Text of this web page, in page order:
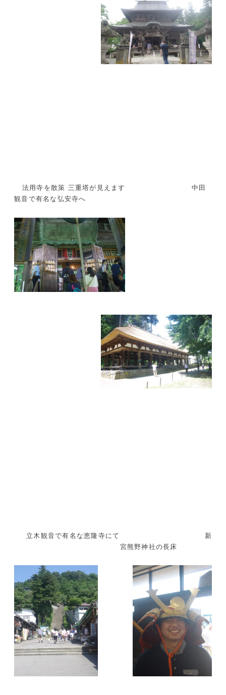
法用寺を散策 三重塔が見えます 中田
観音で有名な弘安寺へ
立木観音で有名な恵隆寺にて 新
宮熊野神社の長床